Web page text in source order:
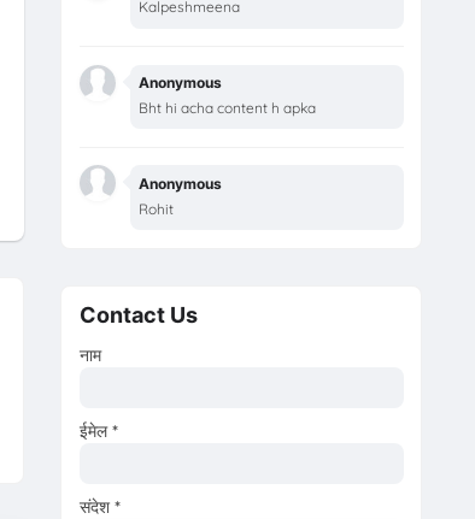
Kalpeshmeena
Anonymous
Bht hi acha content h apka
Anonymous
Rohit
Contact Us
नाम
ईमेल*
संदेश *